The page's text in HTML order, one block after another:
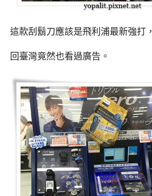
這款刮鬍刀應該是飛利浦最新強打，
回臺灣竟然也看過廣告。